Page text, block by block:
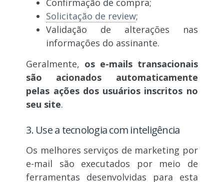
Confirmação de compra;
Solicitação de review;
Validação de alterações nas
informações do assinante.
Geralmente, os e-mails transacionais
são acionados automaticamente
pelas ações dos usuários inscritos no
seu site.
3. Use a tecnologia com inteligência
Os melhores serviços de marketing por
e-mail são executados por meio de
ferramentas desenvolvidas para esta